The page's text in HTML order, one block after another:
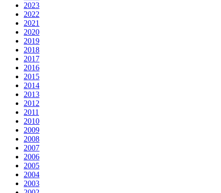
2023
2022
2021
2020
2019
2018
2017
2016
2015
2014
2013
2012
2011
2010
2009
2008
2007
2006
2005
2004
2003